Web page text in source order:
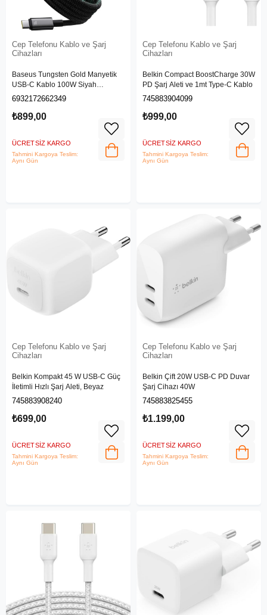
Cep Telefonu Kablo ve Şarj
Cihazları
Baseus Tungsten Gold Manyetik
USB-C Kablo 100W Siyah
P10319805111-02
6932172662349
₺899,00
ÜCRETSIZ KARGO
Tahmini Kargoya Teslim:
Aynı Gün
Cep Telefonu Kablo ve Şarj
Cihazları
Belkin Compact BoostCharge 30W
PD Şarj Aleti ve 1mt Type-C Kablo
745883904099
₺999,00
ÜCRETSIZ KARGO
Tahmini Kargoya Teslim:
Aynı Gün
Cep Telefonu Kablo ve Şarj
Cihazları
Belkin Kompakt 45 W USB-C Güç
İletimli Hızlı Şarj Aleti, Beyaz
745883908240
₺699,00
ÜCRETSIZ KARGO
Tahmini Kargoya Teslim:
Aynı Gün
Cep Telefonu Kablo ve Şarj
Cihazları
Belkin Çift 20W USB-C PD Duvar
Şarj Cihazı 40W
745883825455
₺1.199,00
ÜCRETSIZ KARGO
Tahmini Kargoya Teslim:
Aynı Gün